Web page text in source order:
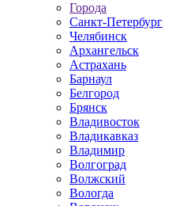
Города
Санкт-Петербург
Челябинск
Архангельск
Астрахань
Барнаул
Белгород
Брянск
Владивосток
Владикавказ
Владимир
Волгоград
Волжский
Вологда